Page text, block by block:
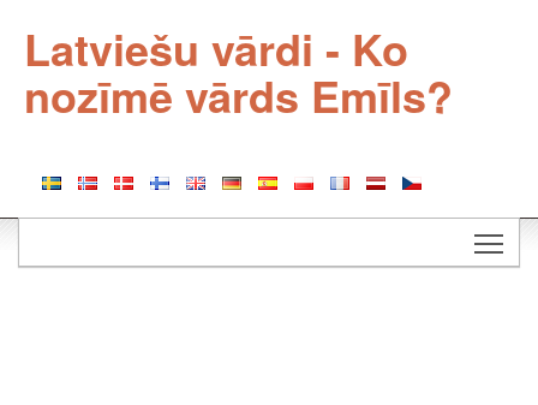
Latviešu vārdi - Ko
nozīmē vārds Emīls?